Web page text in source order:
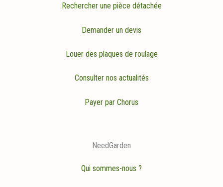
Rechercher une pièce détachée
Demander un devis
Louer des plaques de roulage
Consulter nos actualités
Payer par Chorus
NeedGarden
Qui sommes-nous ?